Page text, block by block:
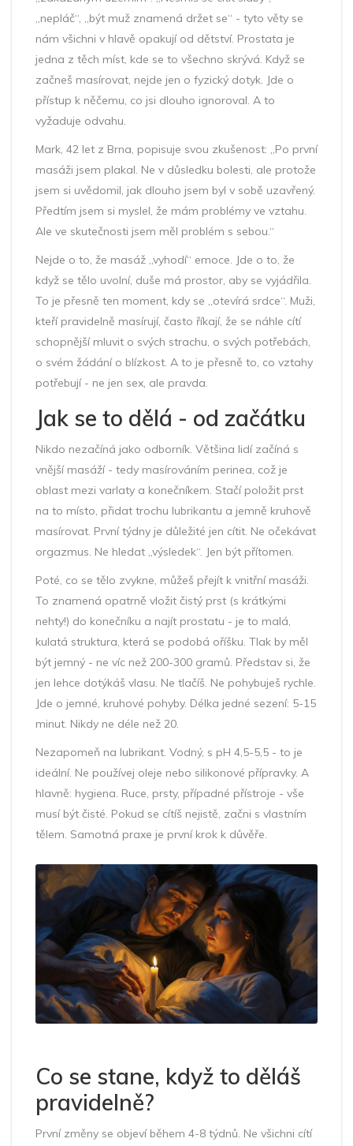
„nepláč“, „být muž znamená držet se“ - tyto věty se
nám všichni v hlavě opakují od dětství. Prostata je
jedna z těch míst, kde se to všechno skrývá. Když se
začneš masírovat, nejde jen o fyzický dotyk. Jde o
přístup k něčemu, co jsi dlouho ignoroval. A to
vyžaduje odvahu.
Mark, 42 let z Brna, popisuje svou zkušenost: „Po první
masáži jsem plakal. Ne v důsledku bolesti, ale protože
jsem si uvědomil, jak dlouho jsem byl v sobě uzavřený.
Předtím jsem si myslel, že mám problémy ve vztahu.
Ale ve skutečnosti jsem měl problém s sebou.“
Nejde o to, že masáž „vyhodí“ emoce. Jde o to, že
když se tělo uvolní, duše má prostor, aby se vyjádřila.
To je přesně ten moment, kdy se „otevírá srdce“. Muži,
kteří pravidelně masírují, často říkají, že se náhle cítí
schopnější mluvit o svých strachu, o svých potřebách,
o svém žádání o blízkost. A to je přesně to, co vztahy
potřebují - ne jen sex, ale pravda.
Jak se to dělá - od začátku
Nikdo nezačíná jako odborník. Většina lidí začíná s
vnější masáží - tedy masírováním perinea, což je
oblast mezi varlaty a konečníkem. Stačí položit prst
na to místo, přidat trochu lubrikantu a jemně kruhově
masírovat. První týdny je důležité jen cítit. Ne očekávat
orgazmus. Ne hledat „výsledek“. Jen být přítomen.
Poté, co se tělo zvykne, můžeš přejít k vnitřní masáži.
To znamená opatrně vložit čistý prst (s krátkými
nehty!) do konečníku a najít prostatu - je to malá,
kulatá struktura, která se podobá oříšku. Tlak by měl
být jemný - ne víc než 200-300 gramů. Představ si, že
jen lehce dotýkáš vlasu. Ne tlačíš. Ne pohybuješ rychle.
Jde o jemné, kruhové pohyby. Délka jedné sezení: 5-15
minut. Nikdy ne déle než 20.
Nezapomeň na lubrikant. Vodný, s pH 4,5-5,5 - to je
ideální. Ne používej oleje nebo silikonové přípravky. A
hlavně: hygiena. Ruce, prsty, případné přístroje - vše
musí být čisté. Pokud se cítíš nejistě, začni s vlastním
tělem. Samotná praxe je první krok k důvěře.
Co se stane, když to děláš
pravidelně?
První změny se objeví během 4-8 týdnů. Ne všichni cítí